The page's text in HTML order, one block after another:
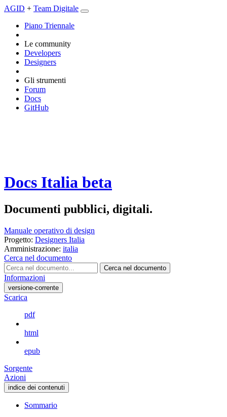
AGID + Team Digitale
Piano Triennale
Le community
Developers
Designers
Gli strumenti
Forum
Docs
GitHub
Docs Italia beta
Documenti pubblici, digitali.
Manuale operativo di design
Progetto: Designers Italia
Amministrazione: italia
Cerca nel documento
Cerca nel documento
Informazioni
versione-corrente
Scarica
pdf
html
epub
Sorgente
Azioni
indice dei contenuti
Sommario